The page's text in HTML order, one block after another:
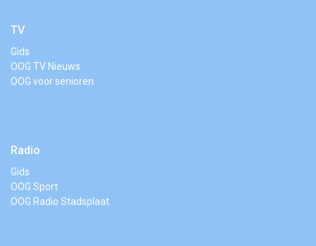
TV
Gids
OOG TV Nieuws
OOG voor senioren
Radio
Gids
OOG Sport
OOG Radio Stadsplaat